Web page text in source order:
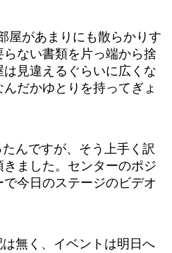
屋があまりにも散らかりす
ない書類を片っ端から捨
見違えるぐらいに広くな
だかゆとりを持ってぎょ
んですが、そう上手く訳
ました。センターのポジ
今日のステージのビデオ
無く、イベントは明日へ